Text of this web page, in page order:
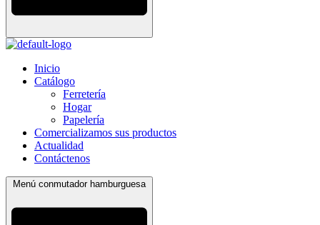
Inicio
Catálogo
Ferretería
Hogar
Papelería
Comercializamos sus productos
Actualidad
Contáctenos
Menú conmutador hamburguesa